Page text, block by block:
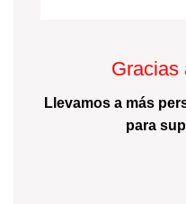
Gracias
Llevamos a más
para